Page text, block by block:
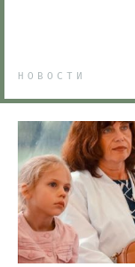
НОВОСТИ